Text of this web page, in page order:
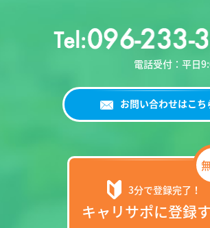
電話受付：平日
お問い合わせはこち
3分で登録完了！
キャリサポに登録